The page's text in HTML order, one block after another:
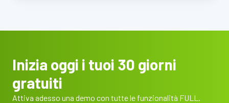
Inizia oggi i tuoi 30 giorni
gratuiti
Attiva adesso una demo con tutte le funzionalità FULL.